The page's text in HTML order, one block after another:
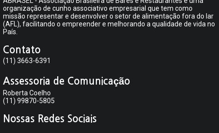
organização de cunho associativo empresarial que tem como
missão representar e desenvolver o setor de alimentação fora do lar
(AFL), facilitando o empreender e melhorando a qualidade de vida no
País.
Contato
(11) 3663-6391
Assessoria de Comunicação
Roberta Coelho
(11) 99870-5805
Nossas Redes Sociais